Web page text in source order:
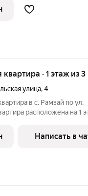
- 18,7 кв.м. Кухня -
квартира · 1 этаж из 3
улица,4
в с. Рамзай по ул.
расположена на 1
постройки дома 2015, ЖК
Написать в